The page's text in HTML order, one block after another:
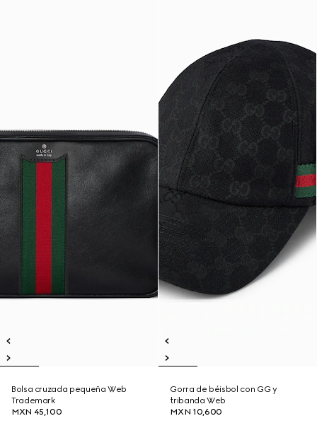
Bolsa cruzada pequeña Web
Trademark
MXN 45,100
Gorra de béisbol con GG y
tribanda Web
MXN 10,600